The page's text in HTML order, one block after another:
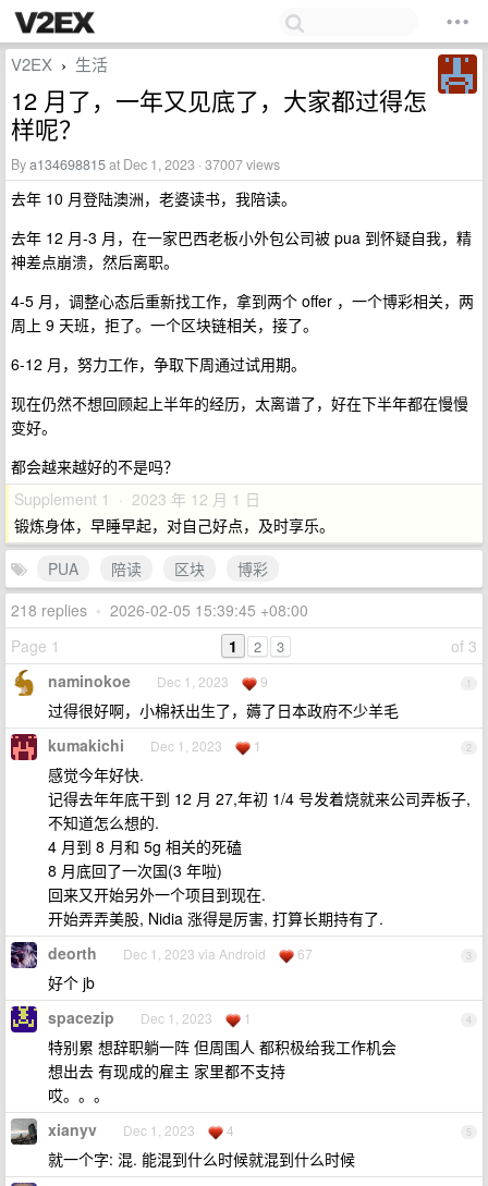
V2EX › 生活
12 月了，一年又见底了，大家都过得怎
样呢？
Bya134698815at Dec 1, 2023 · 37007 views
去年 10 月登陆澳洲，老婆读书，我陪读。
去年 12 月-3 月，在一家巴西老板小外包公司被 pua 到怀疑自我，精
神差点崩溃，然后离职。
4-5 月，调整心态后重新找工作，拿到两个 offer ，一个博彩相关，两
周上 9 天班，拒了。一个区块链相关，接了。
6-12 月，努力工作，争取下周通过试用期。
现在仍然不想回顾起上半年的经历，太离谱了，好在下半年都在慢慢
变好。
都会越来越好的不是吗？
Supplement 1 · 2023 年 12 月 1 日
锻炼身体，早睡早起，对自己好点，及时享乐。
PUA
陪读 区块
博彩
218 replies • 2026-02-05 15:39:45 +08:00
Page 1
of 3
1 2 3
1
naminokoe Dec 1, 2023 9
过得很好啊，小棉袄出生了，薅了日本政府不少羊毛
2
kumakichi Dec 1, 2023 1
感觉今年好快.
记得去年年底干到 12 月 27,年初 1/4 号发着烧就来公司弄板子,
不知道怎么想的.
4 月到 8 月和 5g 相关的死磕
8 月底回了一次国(3 年啦)
回来又开始另外一个项目到现在.
开始弄弄美股, Nidia 涨得是厉害, 打算长期持有了.
3
deorth Dec 1, 2023 via Android 67
好个 jb
4
spacezip Dec 1, 2023 1
特别累 想辞职躺一阵 但周围人 都积极给我工作机会
想出去 有现成的雇主 家里都不支持
哎。。。
5
xianyv Dec 1, 2023 4
就一个字: 混. 能混到什么时候就混到什么时候